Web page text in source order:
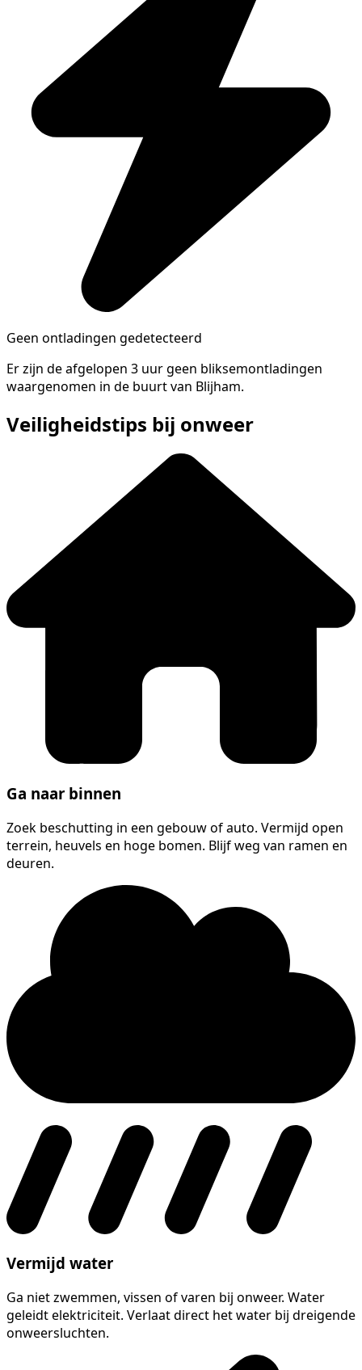
Geen ontladingen gedetecteerd
Er zijn de afgelopen 3 uur geen bliksemontladingen
waargenomen in de buurt van Blijham.
Veiligheidstips bij onweer
Ga naar binnen
Zoek beschutting in een gebouw of auto. Vermijd open
terrein, heuvels en hoge bomen. Blijf weg van ramen en
deuren.
Vermijd water
Ga niet zwemmen, vissen of varen bij onweer. Water
geleidt elektriciteit. Verlaat direct het water bij dreigende
onweersluchten.